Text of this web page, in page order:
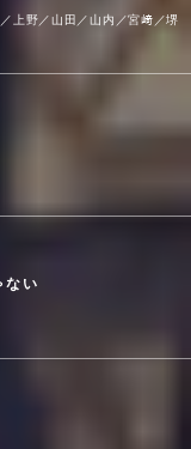
上野／山田／山内／宮﨑／堺
ない